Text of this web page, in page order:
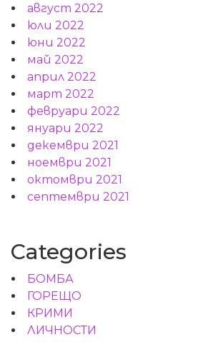
август 2022
юли 2022
юни 2022
май 2022
април 2022
март 2022
февруари 2022
януари 2022
декември 2021
ноември 2021
октомври 2021
септември 2021
Categories
БОМБА
ГОРЕЩО
КРИМИ
ЛИЧНОСТИ